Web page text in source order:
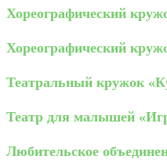
Хореографический
Хореографический
Театральный кружок
Театр для малышей
Любительское